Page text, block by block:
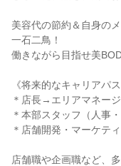
美容代の節約＆自身の
一石二鳥！
働きながら目指せ美
《将来的なキャリアパス
＊店長→エリアマネー
＊本部スタッフ（人事
＊店舗開発・マーケテ
店舗職や企画職など、